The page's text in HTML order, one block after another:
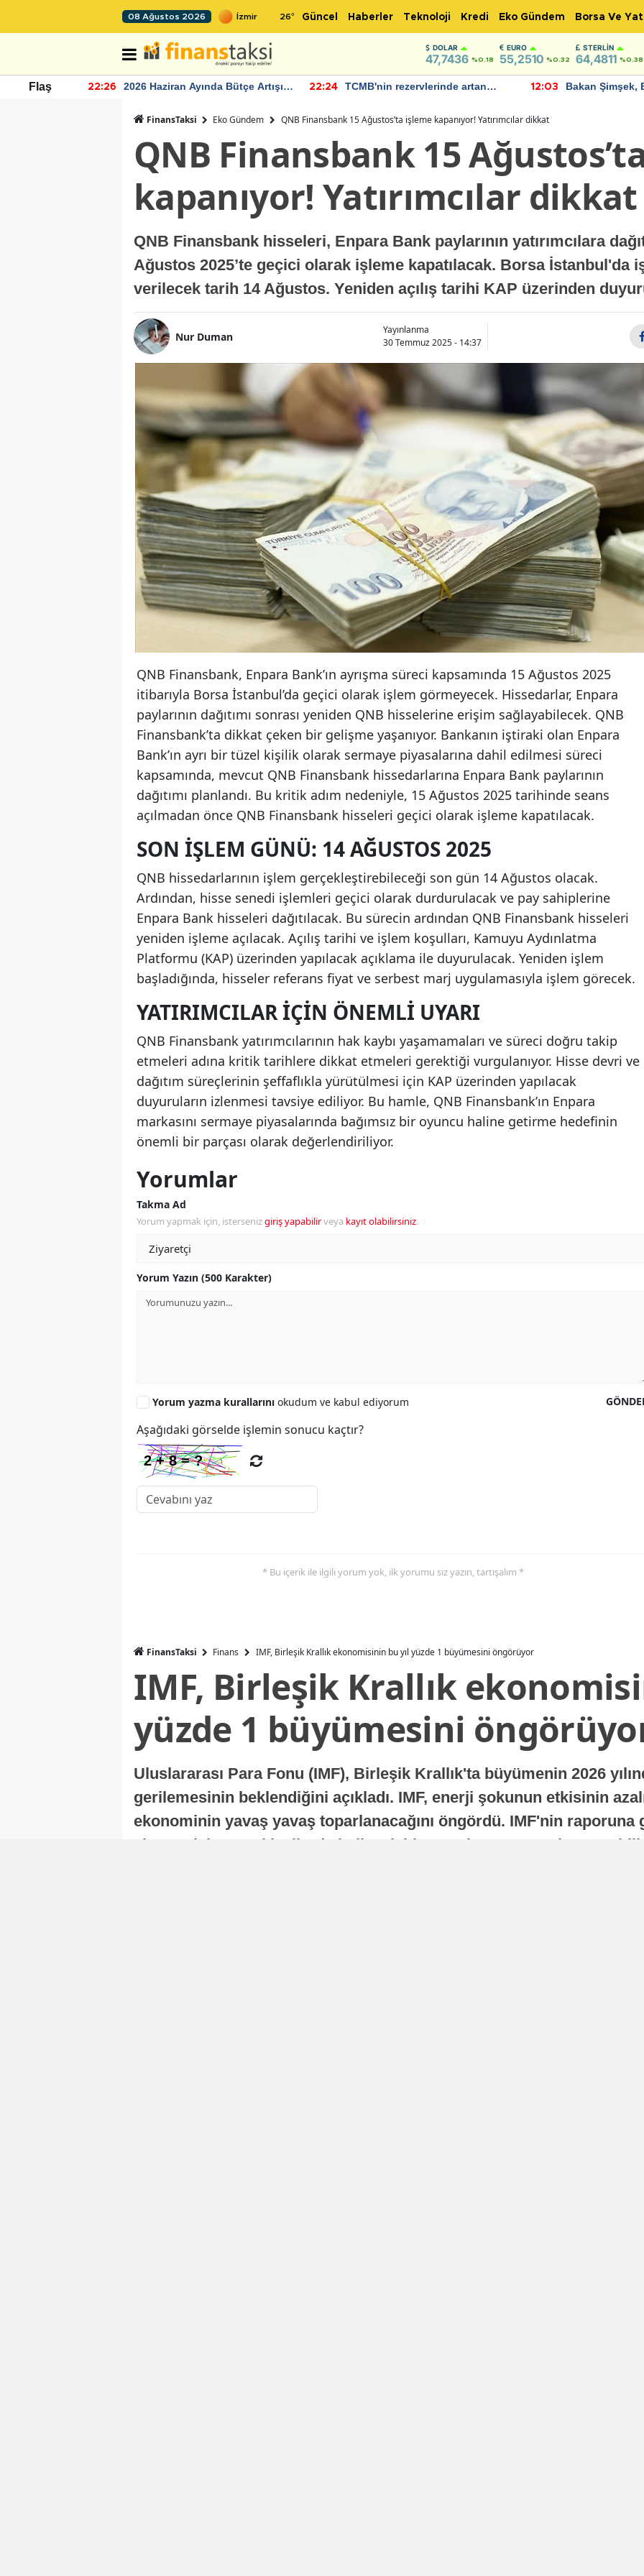
08 Ağustos 2026 26° Güncel Haberler Teknoloji Kredi Eko Gündem Borsa Ve
DOLAR
47,7436 %0.18
EURO
55,2510 %0.32
STERLIN
64,4811 %0.38
Flaş 22:26
2026 Haziran Ayında Bütçe Artışı
22:24
TCMB'nin rezervlerinde artan
12:03
Bakan Şimşek,
FinansTaksi Eko Gündem QNB Finansbank 15 Ağustos’ta işleme kapanıyor! Yatırımcılar dikkat
QNB Finansbank 15
kapanıyor! Yatırımcılar dikkat
QNB Finansbank hisseleri, Enpara Bank paylarının yatırımcılara
Ağustos 2025’te geçici olarak işleme kapatılacak. Borsa İstanbul'da
verilecek tarih 14 Ağustos. Yeniden açılış tarihi KAP üzerinden
Nur Duman
Yayınlanma
30 Temmuz 2025 - 14:37
QNB Finansbank, Enpara Bank’ın ayrışma süreci kapsamında 15 Ağustos 2025
itibarıyla Borsa İstanbul’da geçici olarak işlem görmeyecek. Hissedarlar, Enpara
paylarının dağıtımı sonrası yeniden QNB hisselerine erişim sağlayabilecek. QNB
Finansbank’ta dikkat çeken bir gelişme yaşanıyor. Bankanın iştiraki olan Enpara
Bank’ın ayrı bir tüzel kişilik olarak sermaye piyasalarına dahil edilmesi süreci
kapsamında, mevcut QNB Finansbank hissedarlarına Enpara Bank paylarının
dağıtımı planlandı. Bu kritik adım nedeniyle, 15 Ağustos 2025 tarihinde seans
açılmadan önce QNB Finansbank hisseleri geçici olarak işleme kapatılacak.
SON IŞLEM GÜNÜ: 14 AĞUSTOS 2025
QNB hissedarlarının işlem gerçekleştirebileceği son gün 14 Ağustos olacak.
Ardından, hisse senedi işlemleri geçici olarak durdurulacak ve pay sahiplerine
Enpara Bank hisseleri dağıtılacak. Bu sürecin ardından QNB Finansbank hisseleri
yeniden işleme açılacak. Açılış tarihi ve işlem koşulları, Kamuyu Aydınlatma
Platformu (KAP) üzerinden yapılacak açıklama ile duyurulacak. Yeniden işlem
başladığında, hisseler referans fiyat ve serbest marj uygulamasıyla işlem görecek.
YATIRIMCILAR IÇIN ÖNEMLI UYARI
QNB Finansbank yatırımcılarının hak kaybı yaşamamaları ve süreci doğru takip
etmeleri adına kritik tarihlere dikkat etmeleri gerektiği vurgulanıyor. Hisse devri ve
dağıtım süreçlerinin şeffaflıkla yürütülmesi için KAP üzerinden yapılacak
duyuruların izlenmesi tavsiye ediliyor. Bu hamle, QNB Finansbank’ın Enpara
markasını sermaye piyasalarında bağımsız bir oyuncu haline getirme hedefinin
önemli bir parçası olarak değerlendiriliyor.
Yorumlar
Takma Ad
Yorum yapmak için, istersenizgiriş yapabilirveya kayıt olabilirsiniz.
Yorum Yazın (500 Karakter)
Yorum yazma kurallarını okudum ve kabul ediyorum
Aşağıdaki görselde işlemin sonucu kaçtır?
* Bu içerik ile ilgili yorum yok, ilk yorumu siz yazın, tartışalım *
FinansTaksi Finans IMF, Birleşik Krallık ekonomisinin bu yıl yüzde 1 büyümesini öngörüyor
IMF, Birleşik Krallık
yüzde 1 büyümesini
Uluslararası Para Fonu (IMF), Birleşik Krallık'ta büyümenin 2026
gerilemesinin beklendiğini açıkladı. IMF, enerji şokunun etkisinin
ekonominin yavaş yavaş toparlanacağını öngördü. IMF'nin raporuna
ekonomisi, sonraki yıllarda istikrarlı bir toparlanma süreci